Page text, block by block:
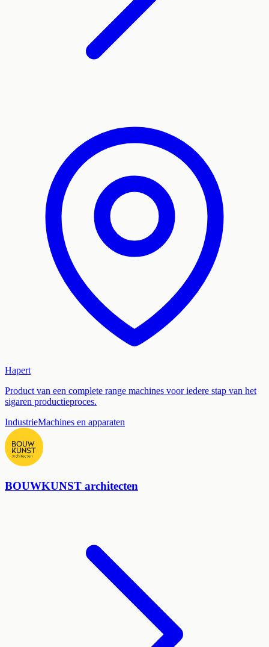
Hapert
Product van een complete range machines voor iedere stap van het
sigaren productieproces.
IndustrieMachines en apparaten
BOUWKUNST architecten